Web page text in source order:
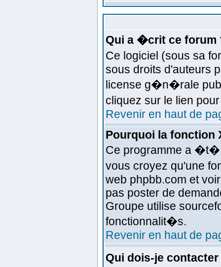
Qui a �crit ce forum
Ce logiciel (sous sa
sous droits d'auteurs
license g�n�rale
cliquez sur le lien
Revenir en haut de
Pourquoi la fonction
Ce programme a �t�
vous croyez qu'une
web phpbb.com et
pas poster de
Groupe utilise
fonctionnalit�s.
Revenir en haut de
Qui dois-je